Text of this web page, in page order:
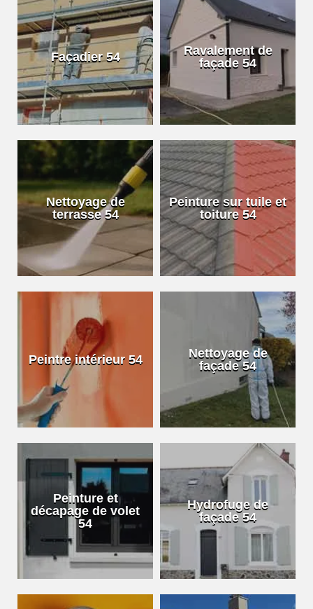
Façadier 54
Ravalement de
façade 54
Nettoyage de
terrasse 54
Peinture sur tuile et
toiture 54
Peintre intérieur 54
Nettoyage de
façade 54
Peinture et
décapage de volet
54
Hydrofuge de
façade 54